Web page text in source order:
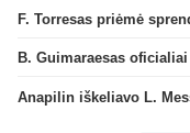
F. Torresas priėmė
B. Guimaraesas
Anapilin iškeliavo L.